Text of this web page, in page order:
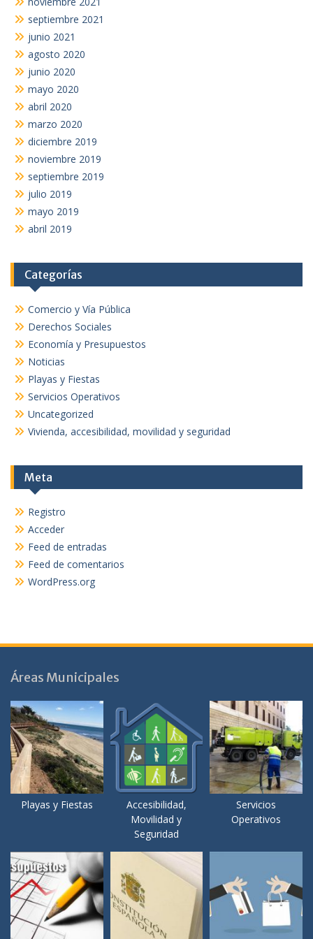
septiembre 2021
junio 2021
agosto 2020
junio 2020
mayo 2020
abril 2020
marzo 2020
diciembre 2019
noviembre 2019
septiembre 2019
julio 2019
mayo 2019
abril 2019
Categorías
Comercio y Vía Pública
Derechos Sociales
Economía y Presupuestos
Noticias
Playas y Fiestas
Servicios Operativos
Uncategorized
Vivienda, accesibilidad, movilidad y seguridad
Meta
Registro
Acceder
Feed de entradas
Feed de comentarios
WordPress.org
Áreas Municipales
Playas y Fiestas
Accesibilidad,
Movilidad y
Seguridad
Servicios
Operativos